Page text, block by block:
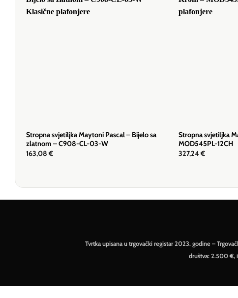
Stropna svjetiljka Maytoni Pascal – Bijelo sa
zlatnom – C908-CL-03-W
163,08 €
Stropna svjetiljka
MOD545PL-12CH
327,24€
Tvrtka upisana u trgovački registar 2023. godine –
društva: 2.500 €,